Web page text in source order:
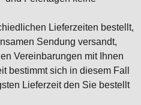
Lieferzeiten bestellt,
Sendung versandt,
Vereinbarungen mit Ihnen
bestimmt sich in diesem Fall
Lieferzeit den Sie bestellt